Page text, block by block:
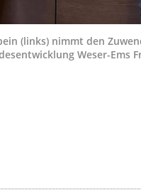
(links) nimmt den
Weser-Ems